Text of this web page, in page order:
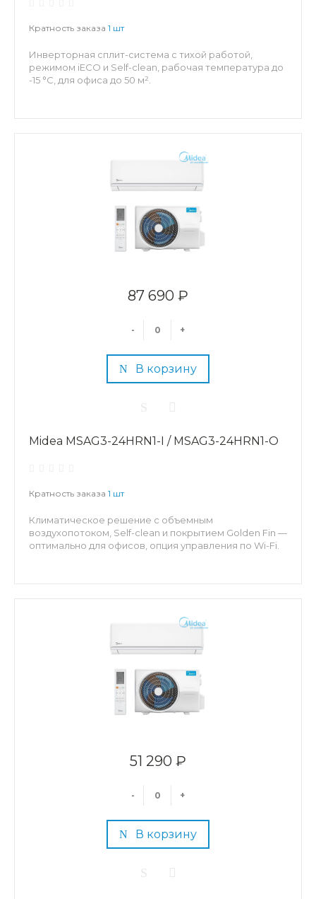
Кратность заказа 1 шт
Инверторная сплит-система с тихой работой,
режимом iECO и Self-clean, рабочая температура до
-15 °C, для офиса до 50 м².
87 690 ₽
- +
В корзину
Midea MSAG3-24HRN1-I / MSAG3-24HRN1-O
Кратность заказа 1 шт
Климатическое решение с объемным
воздухопотоком, Self-clean и покрытием Golden Fin —
оптимально для офисов, опция управления по Wi-Fi.
51 290 ₽
- +
В корзину